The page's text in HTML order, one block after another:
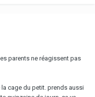
parents ne réagissent pas
cage du petit. prends aussi